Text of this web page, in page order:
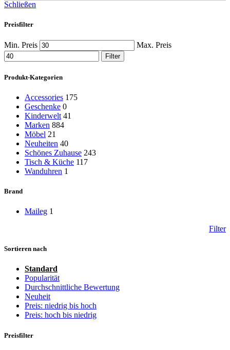
Schließen
Preisfilter
Min. Preis Max. Preis
Filter
Produkt-Kategorien
Accessories 175
Geschenke 0
Kinderwelt 41
Marken 884
Möbel 21
Neuheiten 40
Schönes Zuhause 243
Tisch & Küche 117
Wanduhren 1
Brand
Maileg 1
Filter
Sortieren nach
Standard
Popularität
Durchschnittliche Bewertung
Neuheit
Preis: niedrig bis hoch
Preis: hoch bis niedrig
Preisfilter